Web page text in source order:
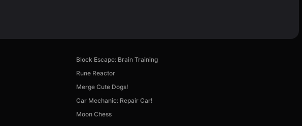
Block Escape: Brain Training
Rune Reactor
Merge Cute Dogs!
Car Mechanic: Repair Car!
Moon Chess